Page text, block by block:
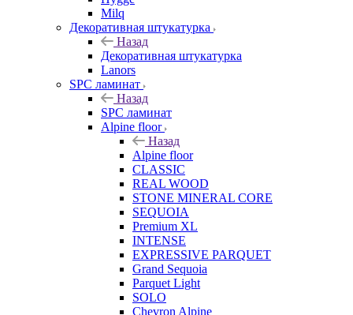
Milq
Декоративная штукатурка
Назад
Декоративная штукатурка
Lanors
SPC ламинат
Назад
SPC ламинат
Alpine floor
Назад
Alpine floor
CLASSIC
REAL WOOD
STONE MINERAL CORE
SEQUOIA
Premium XL
INTENSE
EXPRESSIVE PARQUET
Grand Sequoia
Parquet Light
SOLO
Chevron Alpine